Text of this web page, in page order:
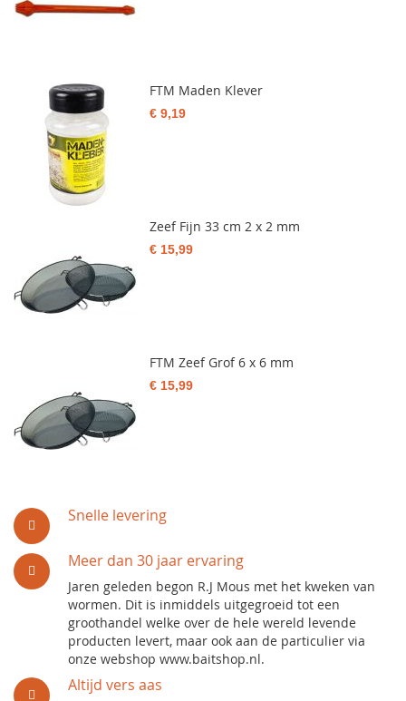
Snelle levering
Meer dan 30 jaar ervaring
Jaren geleden begon R.J Mous met het kweken van
wormen. Dit is inmiddels uitgegroeid tot een
groothandel welke over de hele wereld levende
producten levert, maar ook aan de particulier via
onze webshop www.baitshop.nl.
Altijd vers aas
FTM Maden Klever
€ 9,19
Zeef Fijn 33 cm 2 x 2 mm
€ 15,99
FTM Zeef Grof 6 x 6 mm
€ 15,99